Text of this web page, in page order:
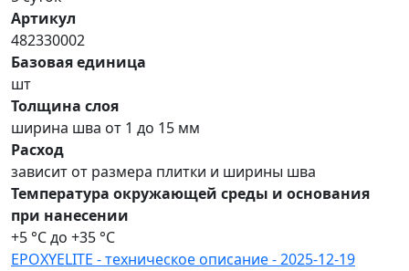
Артикул
482330002
Базовая единица
шт
Толщина слоя
ширина шва от 1 до 15 мм
Расход
зависит от размера плитки и ширины шва
Температура окружающей среды и основания
при нанесении
+5 °C до +35 °C
EPOXYELITE - техническое описание - 2025-12-19